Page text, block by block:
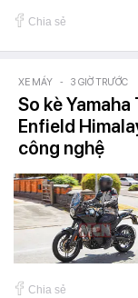
Chia sẻ
XE MÁY - 3 GIỜ TRƯỚC
So kè
Enfield
công nghệ
Chia sẻ